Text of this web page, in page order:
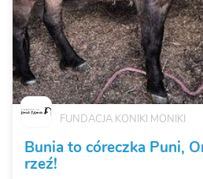
FUNDACJA KONIKI MONIKI
Bunia to córeczka Puni,
rzeź!